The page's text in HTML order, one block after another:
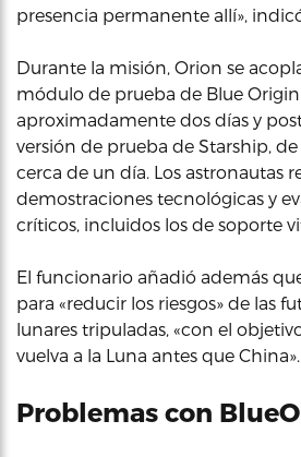
presencia permanente allí»,
Durante la misión, Orion se
módulo de prueba de Blue
aproximadamente dos días y
versión de prueba de Starship,
cerca de un día. Los astronautas
demostraciones tecnológicas y
críticos, incluidos los de soporte
El funcionario añadió además
para «reducir los riesgos» de las
lunares tripuladas, «con el
vuelva a la Luna antes que China».
Problemas con